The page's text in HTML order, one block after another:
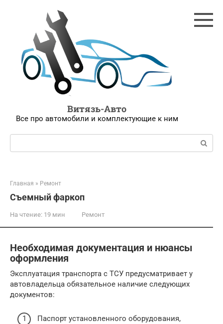
Витязь-Авто
Все про автомобили и комплектующие к ним
Поиск:
Главная » Ремонт
Съемный фаркоп
На чтение: 19 мин Ремонт
Необходимая документация и нюансы
оформления
Эксплуатация транспорта с ТСУ предусматривает у
автовладельца обязательное наличие следующих
документов:
Паспорт установленного оборудования,